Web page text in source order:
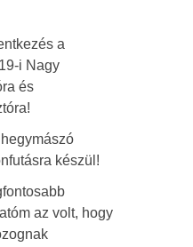
a
i Nagy
és
készül!
az volt, hogy